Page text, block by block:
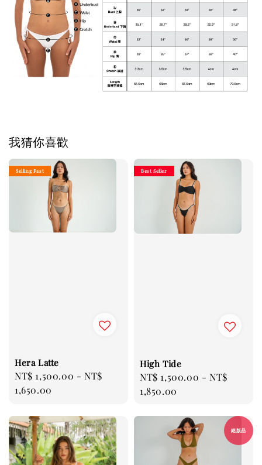
我猜你喜歡
Selling Fast
Hera Latte
Regular
price
NT$ 1,500.00 -NT$
1,650.00
Best Seller
High Tide
Regular
price
NT$ 1,500.00 -NT$
1,850.00
絕版品